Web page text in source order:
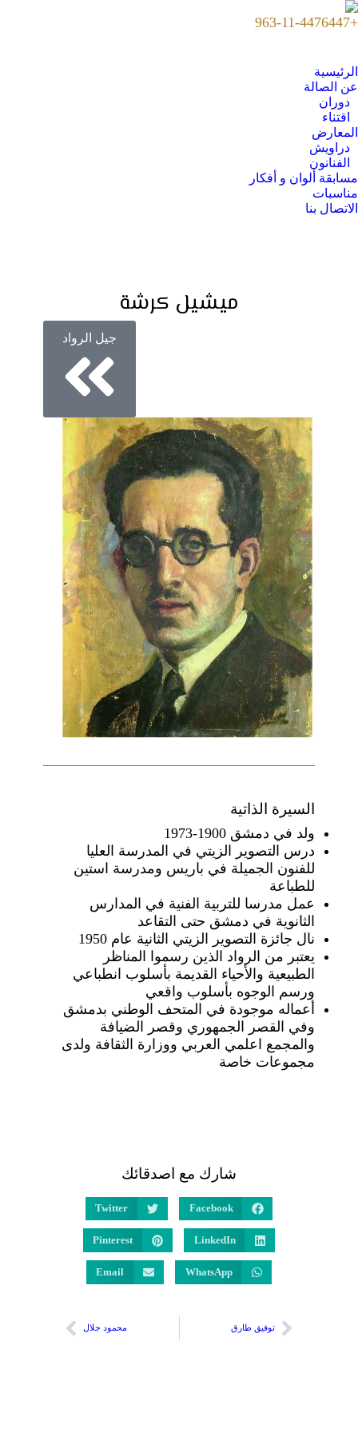
+963-11-4476447
الرئيسية
عن الصالة
دوران
اقتناء
المعارض
دراويش
الفنانون
مسابقة ألوان و أفكار
مناسبات
الاتصال بنا
ميشيل كرشة
جيل الرواد
السيرة الذاتية
ولد في دمشق 1900-1973
درس التصوير الزيتي في المدرسة العليا
للفنون الجميلة في باريس ومدرسة استين
للطباعة
عمل مدرسا للتربية الفنية في المدارس
الثانوية في دمشق حتى التقاعد
نال جائزة التصوير الزيتي الثانية عام 1950
يعتبر من الرواد الذين رسموا المناظر
الطبيعية والأحياء القديمة بأسلوب انطباعي
ورسم الوجوه بأسلوب واقعي
أعماله موجودة في المتحف الوطني بدمشق
وفي القصر الجمهوري وقصر الضيافة
والمجمع اعلمي العربي ووزارة الثقافة ولدى
مجموعات خاصة
شارك مع اصدقائك
Facebook
Twitter
LinkedIn
Pinterest
WhatsApp
Email
توفيق طارق محمود جلال